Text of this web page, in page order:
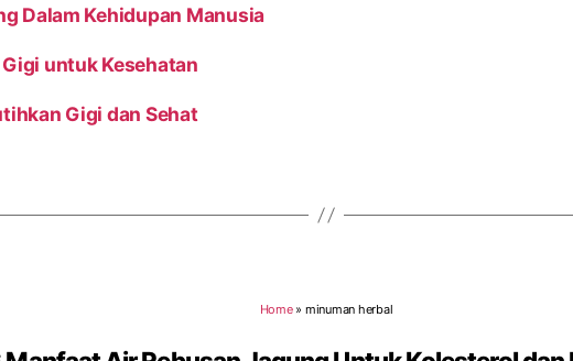
Dalam Kehidupan Manusia
untuk Kesehatan
Gigi dan Sehat
Home» minuman herbal